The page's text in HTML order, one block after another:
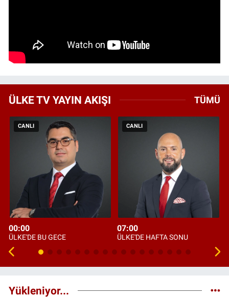
ÜLKE TV YAYIN AKIŞI TÜMÜ
CANLI
00:00
ÜLKE'DE BU GECE
CANLI
07:00
ÜLKE'DE HAFTA SONU
Yükleniyor...